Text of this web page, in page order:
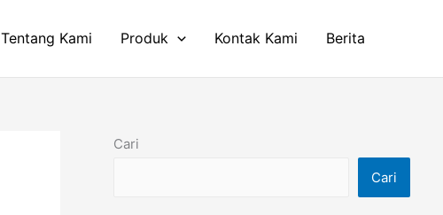
Tentang Kami Produk Kontak Kami Berita
Cari
Cari